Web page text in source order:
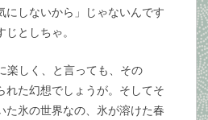
にしないから」じゃないんです
としちゃ。
楽しく、と言っても、その
れた幻想でしょうが。そしてそ
た氷の世界なの、氷が溶けた春